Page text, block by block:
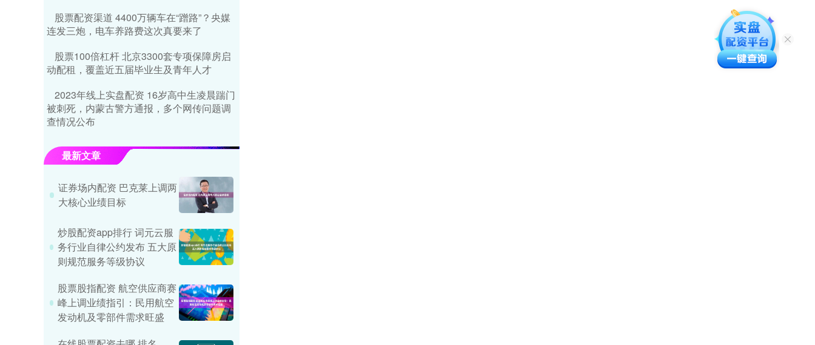
股票配资渠道 4400万辆车在“蹭路”？央媒
连发三炮，电车养路费这次真要来了
股票100倍杠杆 北京3300套专项保障房启
动配租，覆盖近五届毕业生及青年人才
2023年线上实盘配资 16岁高中生凌晨踹门
被刺死，内蒙古警方通报，多个网传问题调
查情况公布
最新文章
证券场内配资 巴克莱上调两
大核心业绩目标
炒股配资app排行 词元云服
务行业自律公约发布 五大原
则规范服务等级协议
股票股指配资 航空供应商赛
峰上调业绩指引：民用航空
发动机及零部件需求旺盛